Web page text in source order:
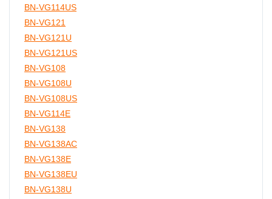
BN-VG114US
BN-VG121
BN-VG121U
BN-VG121US
BN-VG108
BN-VG108U
BN-VG108US
BN-VG114E
BN-VG138
BN-VG138AC
BN-VG138E
BN-VG138EU
BN-VG138U